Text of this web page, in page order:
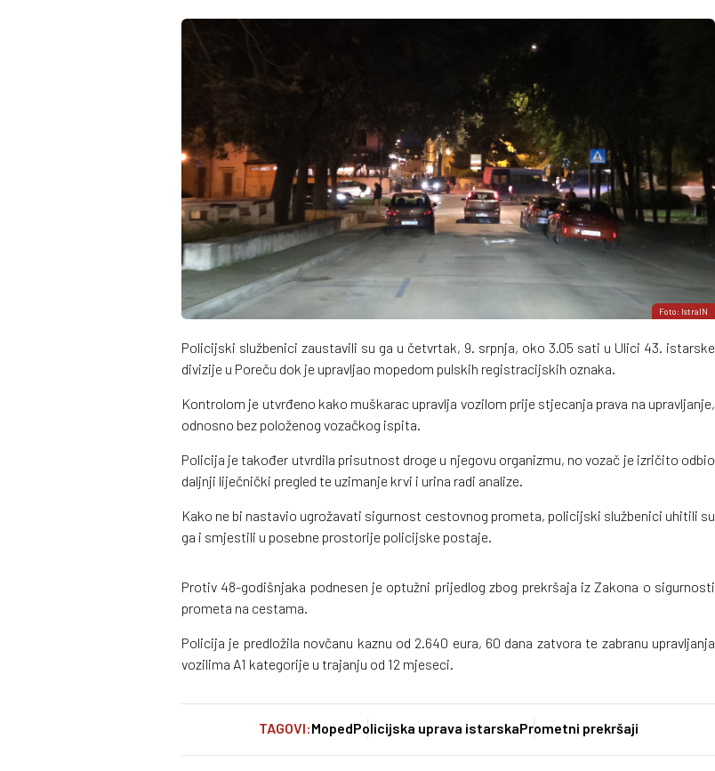
Foto: IstraIN
Policijski službenici zaustavili su ga u četvrtak, 9. srpnja, oko 3.05 sati u Ulici 43. istarske
divizije u Poreču dok je upravljao mopedom pulskih registracijskih oznaka.
Kontrolom je utvrđeno kako muškarac upravlja vozilom prije stjecanja prava na upravljanje,
odnosno bez položenog vozačkog ispita.
Policija je također utvrdila prisutnost droge u njegovu organizmu, no vozač je izričito odbio
daljnji liječnički pregled te uzimanje krvi i urina radi analize.
Kako ne bi nastavio ugrožavati sigurnost cestovnog prometa, policijski službenici uhitili su
ga i smjestili u posebne prostorije policijske postaje.
Protiv 48-godišnjaka podnesen je optužni prijedlog zbog prekršaja iz Zakona o sigurnosti
prometa na cestama.
Policija je predložila novčanu kaznu od 2.640 eura, 60 dana zatvora te zabranu upravljanja
vozilima A1 kategorije u trajanju od 12 mjeseci.
TAGOVI:MopedPolicijska uprava istarskaPrometni prekršaji